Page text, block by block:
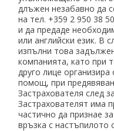
длъжен незабавно да
на тел. +359 2 950 38
и да предаде
или английски език. В
изпълни това
компанията, като при
друго лице
помощ, при
Застрахователя след
Застрахователят има
частично да признае
връзка с настъпилото